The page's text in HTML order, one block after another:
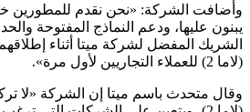
وأضافت الشركة: «نحن نقدم للمطورين
يبنون عليها، ودعم النماذج المفتوحة
الشريك المفضل لشركة ميتا أثناء
(لاما 2) للعملاء التجاريين لأول مرة».
وقال متحدث باسم ميتا إن الشركة «لا